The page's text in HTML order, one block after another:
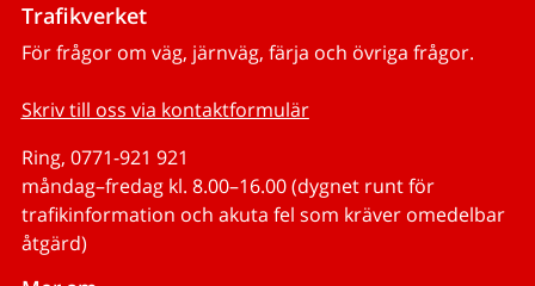
Trafikverket
För frågor om väg, järnväg, färja och övriga frågor.
Skriv till oss via kontaktformulär
Ring, 0771-921 921
måndag–fredag kl. 8.00–16.00 (dygnet runt för
trafikinformation och akuta fel som kräver omedelbar
åtgärd)